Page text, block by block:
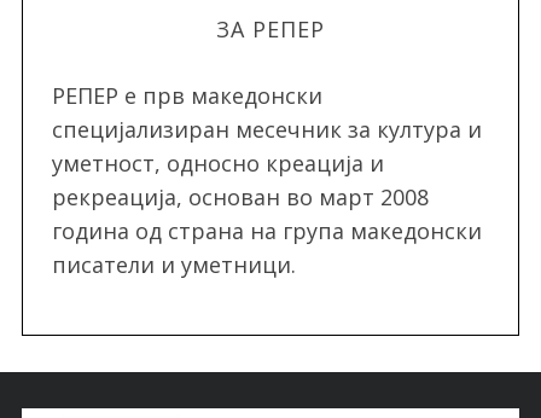
ЗА РЕПЕР
РЕПЕР e прв македонски
специјализиран месечник за култура и
уметност, односно креација и
рекреација, oснован во март 2008
година од страна на група македонски
писатели и уметници.